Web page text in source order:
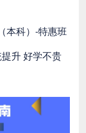
本科）-特惠班
升 好学不贵